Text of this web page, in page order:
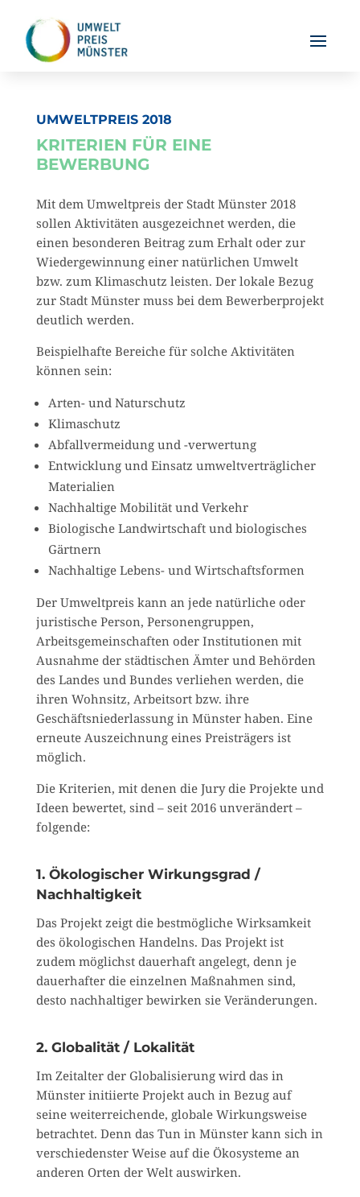
UMWELTPREIS 2018
KRITERIEN FÜR EINE
BEWERBUNG
Mit dem Umweltpreis der Stadt Münster 2018
sollen Aktivitäten ausgezeichnet werden, die
einen besonderen Beitrag zum Erhalt oder zur
Wiedergewinnung einer natürlichen Umwelt
bzw. zum Klimaschutz leisten. Der lokale Bezug
zur Stadt Münster muss bei dem Bewerberprojekt
deutlich werden.
Beispielhafte Bereiche für solche Aktivitäten
können sein:
Arten- und Naturschutz
Klimaschutz
Abfallvermeidung und -verwertung
Entwicklung und Einsatz umweltverträglicher
Materialien
Nachhaltige Mobilität und Verkehr
Biologische Landwirtschaft und biologisches
Gärtnern
Nachhaltige Lebens- und Wirtschaftsformen
Der Umweltpreis kann an jede natürliche oder
juristische Person, Personengruppen,
Arbeitsgemeinschaften oder Institutionen mit
Ausnahme der städtischen Ämter und Behörden
des Landes und Bundes verliehen werden, die
ihren Wohnsitz, Arbeitsort bzw. ihre
Geschäftsniederlassung in Münster haben. Eine
erneute Auszeichnung eines Preisträgers ist
möglich.
Die Kriterien, mit denen die Jury die Projekte und
Ideen bewertet, sind – seit 2016 unverändert –
folgende:
1. Ökologischer Wirkungsgrad /
Nachhaltigkeit
Das Projekt zeigt die bestmögliche Wirksamkeit
des ökologischen Handelns. Das Projekt ist
zudem möglichst dauerhaft angelegt, denn je
dauerhafter die einzelnen Maßnahmen sind,
desto nachhaltiger bewirken sie Veränderungen.
2. Globalität / Lokalität
Im Zeitalter der Globalisierung wird das in
Münster initiierte Projekt auch in Bezug auf
seine weiterreichende, globale Wirkungsweise
betrachtet. Denn das Tun in Münster kann sich in
verschiedenster Weise auf die Ökosysteme an
anderen Orten der Welt auswirken.